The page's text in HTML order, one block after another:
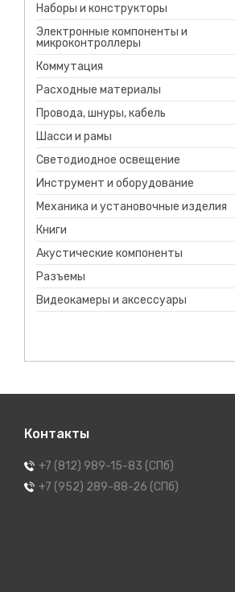
Наборы и конструкторы
Электронные компоненты и
микроконтроллеры
Коммутация
Расходные материалы
Провода, шнуры, кабель
Шасси и рамы
Светодиодное освещение
Инструмент и оборудование
Механика и установочные изделия
Книги
Акустические компоненты
Разъемы
Видеокамеры и аксессуары
Контакты
+7 (812) 989-15-83 (СПб)
+7 (952) 289-88-26 (СПб)